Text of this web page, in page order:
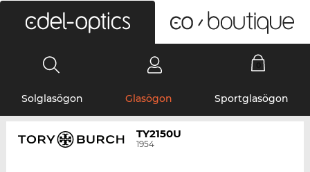
Solglasögon Glasögon Sportglasögon
TY2150U
1954